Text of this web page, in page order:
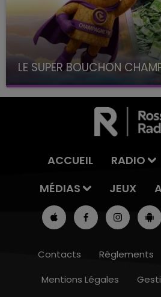
LE SUPER BOUCHON
avec La Famille Champagne
ACCUEIL RADIO
MÉDIAS
JEUX
Contacts Règlements
Mentions Légales